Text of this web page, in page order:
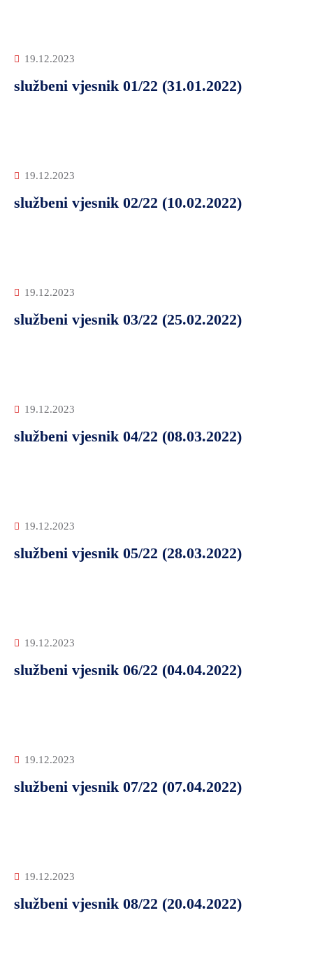
19.12.2023
službeni vjesnik 01/22 (31.01.2022)
19.12.2023
službeni vjesnik 02/22 (10.02.2022)
19.12.2023
službeni vjesnik 03/22 (25.02.2022)
19.12.2023
službeni vjesnik 04/22 (08.03.2022)
19.12.2023
službeni vjesnik 05/22 (28.03.2022)
19.12.2023
službeni vjesnik 06/22 (04.04.2022)
19.12.2023
službeni vjesnik 07/22 (07.04.2022)
19.12.2023
službeni vjesnik 08/22 (20.04.2022)